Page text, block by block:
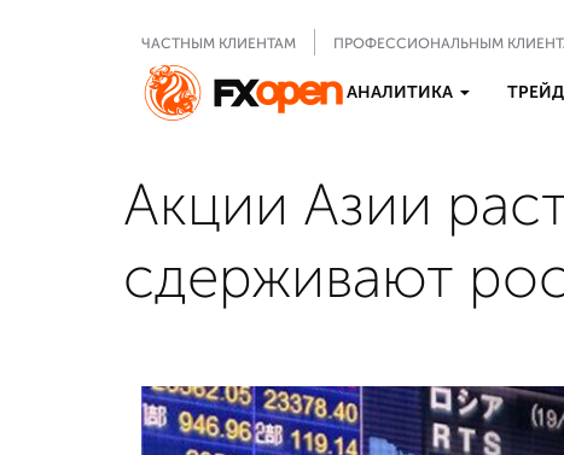
ЧАСТНЫМ КЛИЕНТАМ ПРОФЕССИОНАЛЬНЫМ
АНАЛИТИКА
Акции Азии
сдерживают